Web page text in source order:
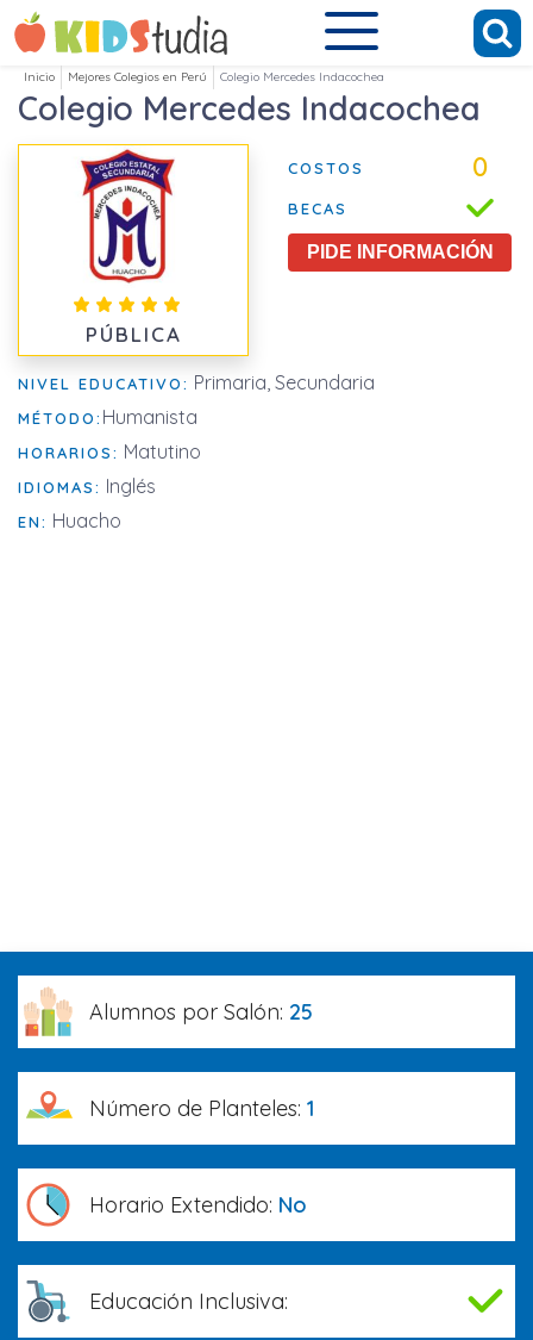
Inicio Mejores Colegios en Perú Colegio Mercedes Indacochea
Colegio Mercedes Indacochea
PÚBLICA
COSTOS 0
BECAS
PIDE INFORMACIÓN
NIVEL EDUCATIVO: Primaria, Secundaria
MÉTODO: Humanista
HORARIOS: Matutino
IDIOMAS: Inglés
EN: Huacho
Alumnos por Salón: 25
Número de Planteles: 1
Horario Extendido: No
Educación Inclusiva: